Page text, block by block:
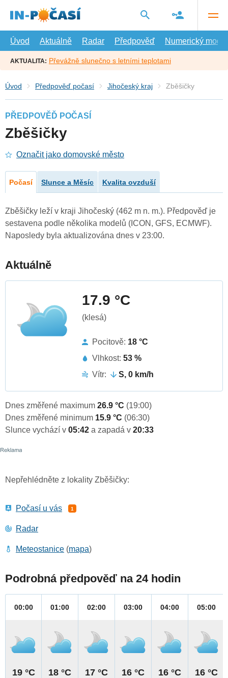
hlavní
Úvod
Aktuálně Radar Předpověď Numerický model
AKTUALITA: Převážně slunečno s letními teplotami
Úvod Předpověď počasí Jihočeský kraj Zběšičky
PŘEDPOVĚĎ POČASÍ
Zběšičky
Označit jako domovské město
Počasí Slunce a Měsíc Kvalita ovzduší
Zběšičky leží v kraji Jihočeský (462 m n. m.). Předpověď je
sestavena podle několika modelů (ICON, GFS, ECMWF).
Naposledy byla aktualizována dnes v 23:00.
Aktuálně
17.9 °C
(klesá)
Pocitově: 18 °C
Vlhkost: 53 %
Vítr:
S, 0 km/h
Dnes změřené maximum 26.9 °C (19:00)
Dnes změřené minimum 15.9 °C (06:30)
Slunce vychází v 05:42 a zapadá v 20:33
Nepřehlédněte z lokality Zběšičky:
Počasí u vás 1
Radar
Meteostanice (mapa)
Podrobná předpověď na 24 hodin
00:00
19 °C
01:00
18 °C
02:00
17 °C
03:00
16 °C
04:00
16 °C
05:00
16 °C